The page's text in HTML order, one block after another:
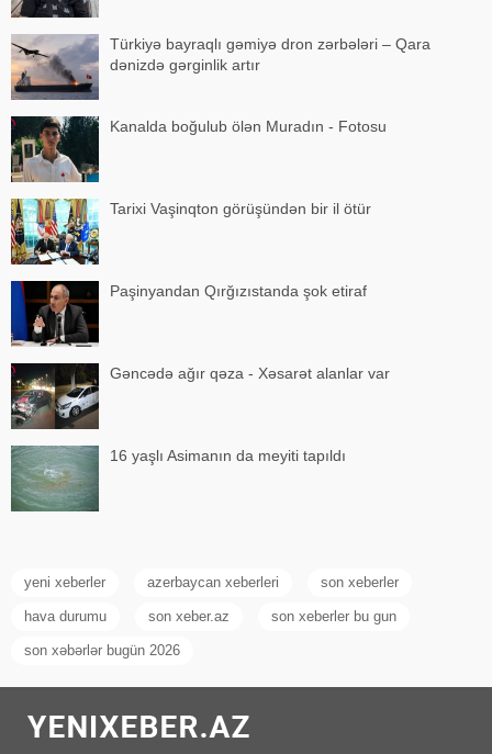
Türkiyə bayraqlı gəmiyə dron zərbələri – Qara
dənizdə gərginlik artır
Kanalda boğulub ölən Muradın - Fotosu
Tarixi Vaşinqton görüşündən bir il ötür
Paşinyandan Qırğızıstanda şok etiraf
Gəncədə ağır qəza - Xəsarət alanlar var
16 yaşlı Asimanın da meyiti tapıldı
yeni xeberler azerbaycan xeberleri son xeberler
hava durumu son xeber.az son xeberler bu gun
son xəbərlər bugün 2026